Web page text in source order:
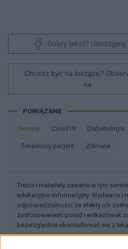
Dobry tekst?
Chcesz być na bieżąco?
na
POWIĄZANE
Tematy Covid19 Diabetologia
świadomy pacjent Zdrowie
Treści i materiały zawarte w tym
edukacyjno-informacyjny. Wydawca i
odpowiedzialności za efekty ich
zastosowaniem porad i wskazówek
bezwzględnie skonsultować się z